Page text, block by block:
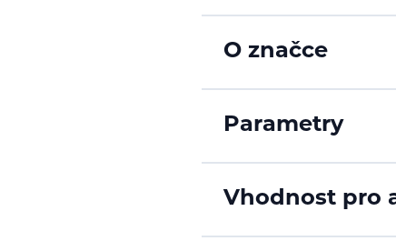
O značce
Parametry
Vhodnost pro